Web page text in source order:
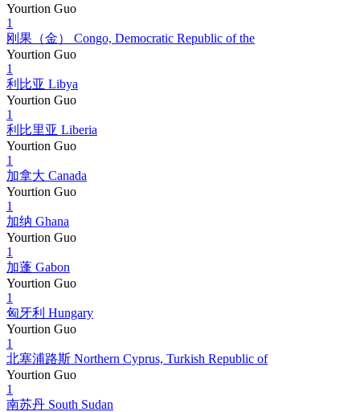
Yourtion Guo
1
刚果（金） Congo, Democratic Republic of the
Yourtion Guo
1
利比亚 Libya
Yourtion Guo
1
利比里亚 Liberia
Yourtion Guo
1
加拿大 Canada
Yourtion Guo
1
加纳 Ghana
Yourtion Guo
1
加蓬 Gabon
Yourtion Guo
1
匈牙利 Hungary
Yourtion Guo
1
北塞浦路斯 Northern Cyprus, Turkish Republic of
Yourtion Guo
1
南苏丹 South Sudan